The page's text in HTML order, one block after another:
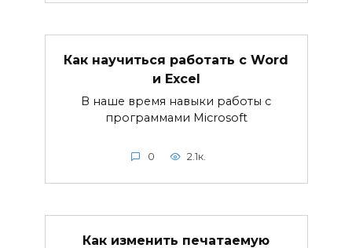
Как научиться работать с Word
и Excel
В наше время навыки работы с
программами Microsoft
0 2.1к.
Как изменить печатаемую